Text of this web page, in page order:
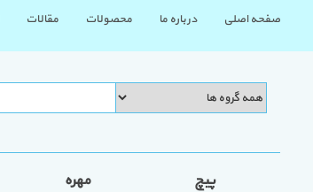
صفحه اصلی درباره ما محصولات مقالات
پیچ مهره